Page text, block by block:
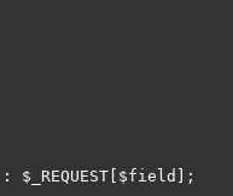
: $_REQUEST[$field];